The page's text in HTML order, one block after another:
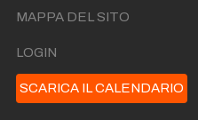
MAPPA DEL SITO
LOGIN
SCARICA IL CALENDARIO